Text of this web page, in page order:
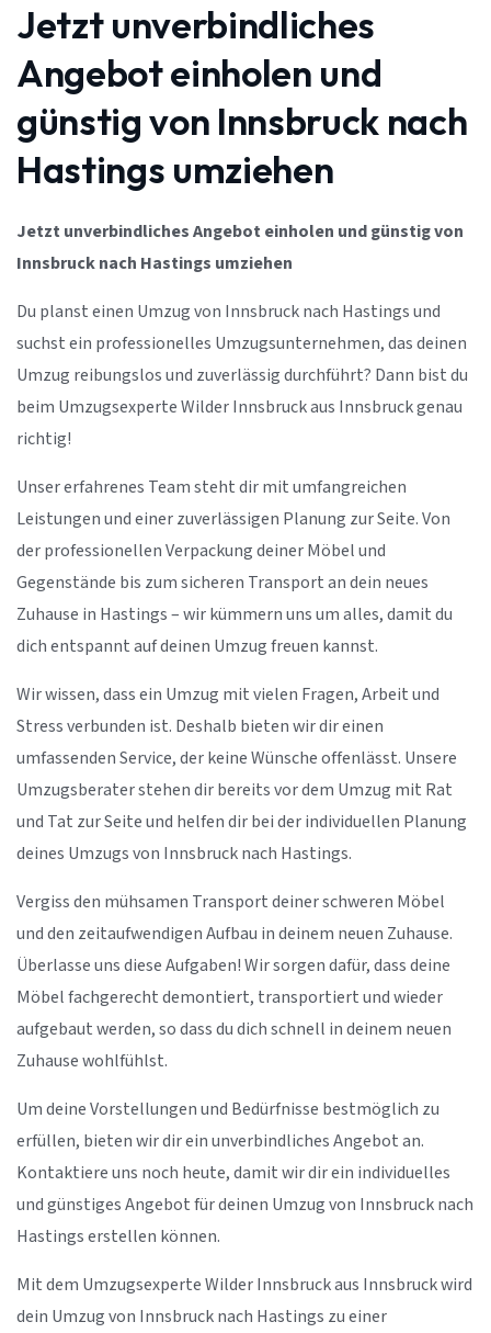
Jetzt unverbindliches
Angebot einholen und
günstig von Innsbruck nach
Hastings umziehen
Jetzt unverbindliches Angebot einholen und günstig von
Innsbruck nach Hastings umziehen
Du planst einen Umzug von Innsbruck nach Hastings und
suchst ein professionelles Umzugsunternehmen, das deinen
Umzug reibungslos und zuverlässig durchführt? Dann bist du
beim Umzugsexperte Wilder Innsbruck aus Innsbruck genau
richtig!
Unser erfahrenes Team steht dir mit umfangreichen
Leistungen und einer zuverlässigen Planung zur Seite. Von
der professionellen Verpackung deiner Möbel und
Gegenstände bis zum sicheren Transport an dein neues
Zuhause in Hastings – wir kümmern uns um alles, damit du
dich entspannt auf deinen Umzug freuen kannst.
Wir wissen, dass ein Umzug mit vielen Fragen, Arbeit und
Stress verbunden ist. Deshalb bieten wir dir einen
umfassenden Service, der keine Wünsche offenlässt. Unsere
Umzugsberater stehen dir bereits vor dem Umzug mit Rat
und Tat zur Seite und helfen dir bei der individuellen Planung
deines Umzugs von Innsbruck nach Hastings.
Vergiss den mühsamen Transport deiner schweren Möbel
und den zeitaufwendigen Aufbau in deinem neuen Zuhause.
Überlasse uns diese Aufgaben! Wir sorgen dafür, dass deine
Möbel fachgerecht demontiert, transportiert und wieder
aufgebaut werden, so dass du dich schnell in deinem neuen
Zuhause wohlfühlst.
Um deine Vorstellungen und Bedürfnisse bestmöglich zu
erfüllen, bieten wir dir ein unverbindliches Angebot an.
Kontaktiere uns noch heute, damit wir dir ein individuelles
und günstiges Angebot für deinen Umzug von Innsbruck nach
Hastings erstellen können.
Mit dem Umzugsexperte Wilder Innsbruck aus Innsbruck wird
dein Umzug von Innsbruck nach Hastings zu einer